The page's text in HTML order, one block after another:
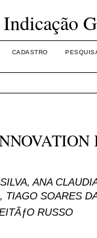
CADASTRO
ANA
SOARES
RUSSO